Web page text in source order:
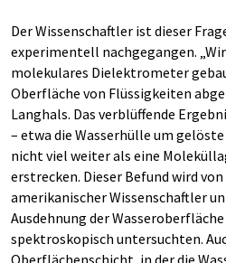
Der Wissenschaftler ist dieser
experimentell nachgegangen.
molekulares Dielektrometer
Oberfläche von Flüssigkeiten
Langhals. Das verblüffende
– etwa die Wasserhülle um
nicht viel weiter als eine
erstrecken. Dieser Befund wird
amerikanischer Wissenschaftler
Ausdehnung der Wasseroberfläche
spektroskopisch untersuchten.
Oberflächenschicht, in der die